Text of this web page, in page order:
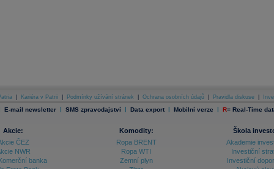
Kariéra v Patrii Podmínky užívání stránek Ochrana osobních údajů Pravidla diskuse
E-mail newsletter | SMS zpravodajství | Data export | Mobilní verze | R= Real-Time
Akcie:
ČEZ
NWR
banka
Komodity:
Ropa BRENT
Ropa WTI
Zemní plyn
Škola
Akademie
Investiční
Investiční